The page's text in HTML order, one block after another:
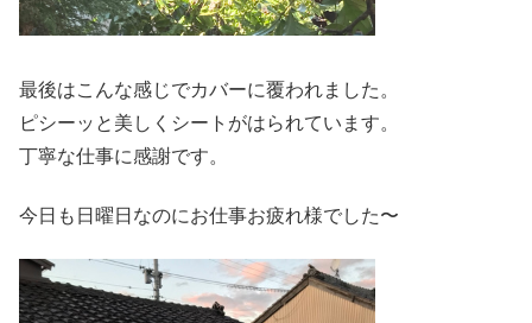
最後はこんな感じでカバーに覆われました。
ピシーッと美しくシートがはられています。
丁寧な仕事に感謝です。
今日も日曜日なのにお仕事お疲れ様でした〜